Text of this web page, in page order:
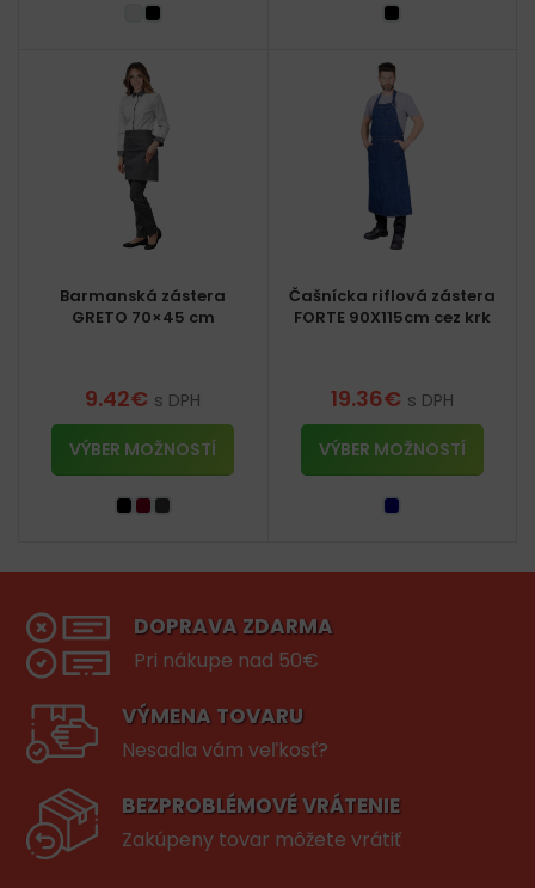
Barmanská zástera
GRETO 70×45 cm
9.42€ s DPH
VÝBER MOŽNOSTÍ
Čašnícka riflová zástera
FORTE 90X115cm cez krk
19.36€ s DPH
VÝBER MOŽNOSTÍ
DOPRAVA ZDARMA
Pri nákupe nad 50€
VÝMENA TOVARU
Nesadla vám veľkosť?
BEZPROBLÉMOVÉ VRÁTENIE
Zakúpeny tovar môžete vrátiť